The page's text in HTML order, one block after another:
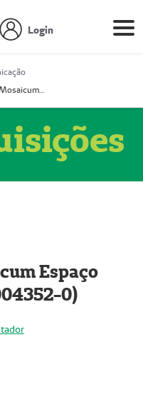
Login
Prestador Mosaicum Espaço Clínico Ltda (51004352-0)
Espaço
0)